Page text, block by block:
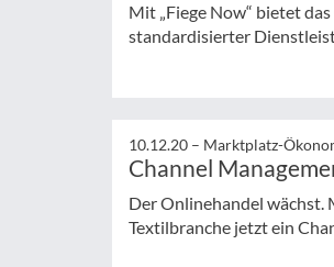
Mit „Fiege Now“ bietet
standardisierter
10.12.20 – Marktplatz-
Channel
Der Onlinehandel wächst.
Textilbranche jetzt ein